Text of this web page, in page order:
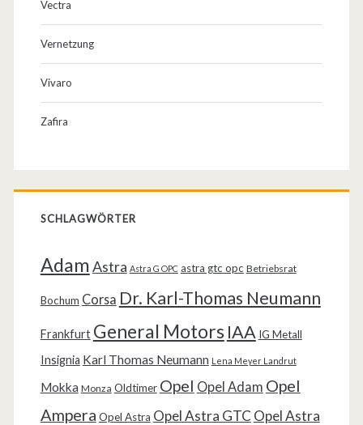
Vectra
Vernetzung
Vivaro
Zafira
SCHLAGWÖRTER
AdamAstra Astra G OPC astra gtc opc Betriebsrat
Bochum Corsa Dr. Karl-Thomas Neumann
Frankfurt General Motors IAA IG Metall
Insignia Karl Thomas Neumann Lena Meyer Landrut
Mokka Monza Oldtimer Opel Opel Adam Opel
Ampera Opel Astra Opel Astra GTC Opel Astra